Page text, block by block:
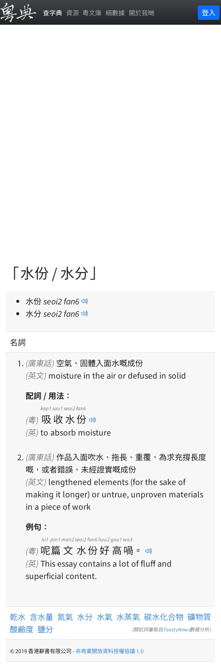
查字典 資源 粵文庫 細數據 關於我哋 登入
「水份 / 水分」
水份seoi2fan6
水分seoi2fan6
名詞
(廣東話) 空氣、固體入面水嘅成份
(英文) moisture in the air or defused in solid
配詞 / 用法：
(粵) 吸
kap1
收
sau1
水
seoi2
份
fan6
(英) to absorb moisture
(廣東話)
嘅，或者錯誤、未經證實嘅成份
(英文)
making it longer) or untrue, unproven materials
in a piece of work
例句：
(粵) 呢
ni1
篇
pin1
文
man2
水
seoi2
份
fan6
好
hou2
高
gou1
喎
wo3
。
(英) This essay contains a lot of fluff and
superficial content.
乾水 含水量 氮氣 水分 水氣 水蒸氣 碳水化合物 礦物質
酸鹼度 鹽分 (類近詞彙取自ToastyNews數據分析)
© 2019 香港辭書有限公司 -非商業開放資料授權協議 1.0